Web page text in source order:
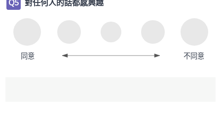
Q5 對任何人的話都感興趣
同意 不同意